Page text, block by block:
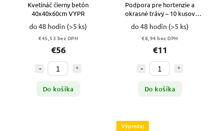
Kvetináč čierny betón
40x40x60cm VYPR
do 48 hodín (>5 ks)
€45,53 bez DPH
€56
Do košíka
Podpora pre hortenzie a
okrasné trávy – 10 kusov
VYPR
do 48 hodín (>5 ks)
€8,94 bez DPH
€11
Do košíka
Výpredaj